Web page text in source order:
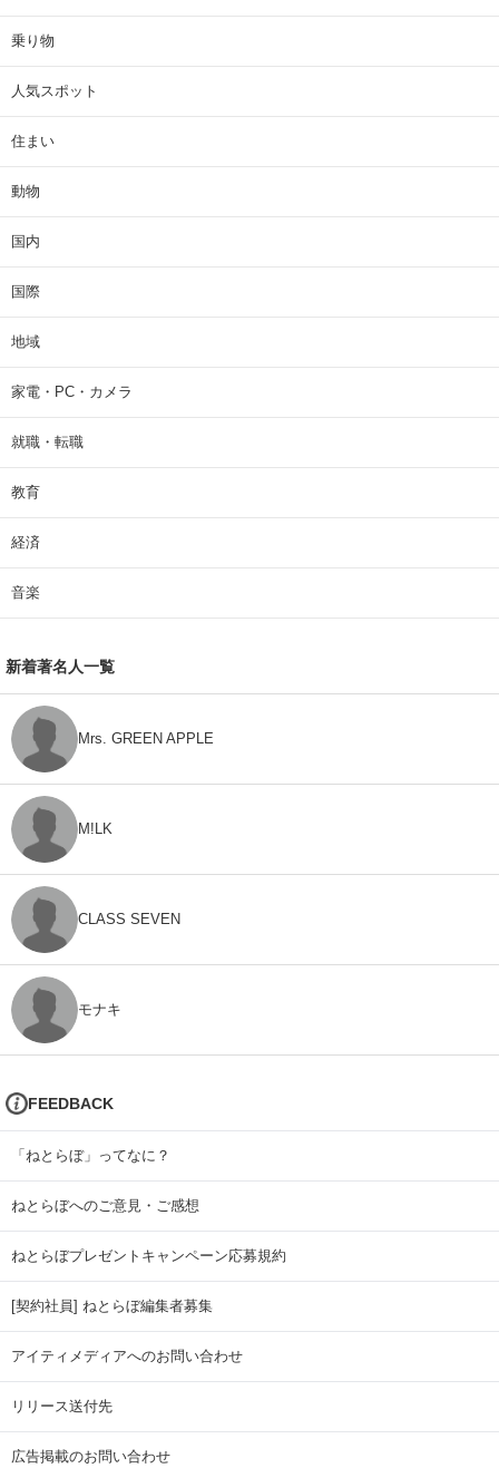
乗り物
人気スポット
住まい
動物
国内
国際
地域
家電・PC・カメラ
就職・転職
教育
経済
音楽
新着著名人一覧
Mrs. GREEN APPLE
M!LK
CLASS SEVEN
モナキ
FEEDBACK
「ねとらぼ」ってなに？
ねとらぼへのご意見・ご感想
ねとらぼプレゼントキャンペーン応募規約
[契約社員] ねとらぼ編集者募集
アイティメディアへのお問い合わせ
リリース送付先
広告掲載のお問い合わせ